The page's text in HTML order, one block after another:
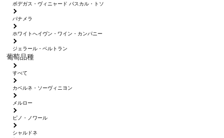
ボデガス・ヴィニャード パスカル・トソ
パナメラ
ホワイトへイヴン・ワイン・カンパニー
ジェラール・ベルトラン
葡萄品種
すべて
カベルネ・ソーヴィニヨン
メルロー
ピノ・ノワール
シャルドネ